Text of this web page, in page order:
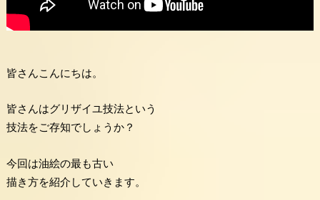
皆さんこんにちは。
皆さんはグリザイユ技法という
技法をご存知でしょうか？
今回は油絵の最も古い
描き方を紹介していきます。